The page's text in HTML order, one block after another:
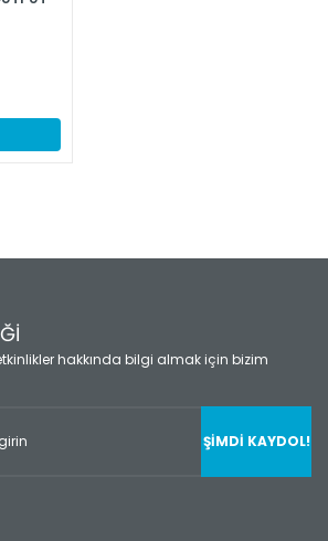
hakkında bilgi almak için bizim
ŞİMDİ KAYDOL!